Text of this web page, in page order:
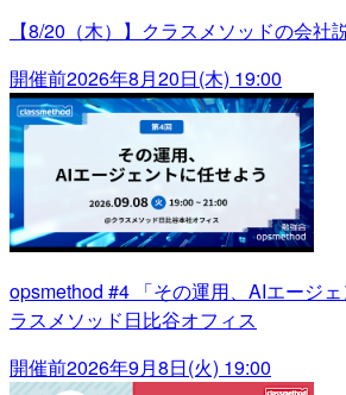
【8/20（木）】クラスメソッドの会社
開催前2026年8月20日(木) 19:00
opsmethod #4 「その運用、AIエージ
ラスメソッド日比谷オフィス
開催前2026年9月8日(火) 19:00